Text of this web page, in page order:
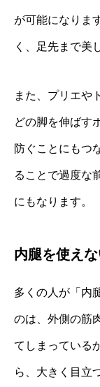
が可能になりま
く、足先まで美
また、プリエや
どの脚を伸ばす
防ぐことにもつ
ることで過度な
にもなります。
内腿を使え
多くの人が「内
のは、外側の筋
てしまっている
ら、大きく目立